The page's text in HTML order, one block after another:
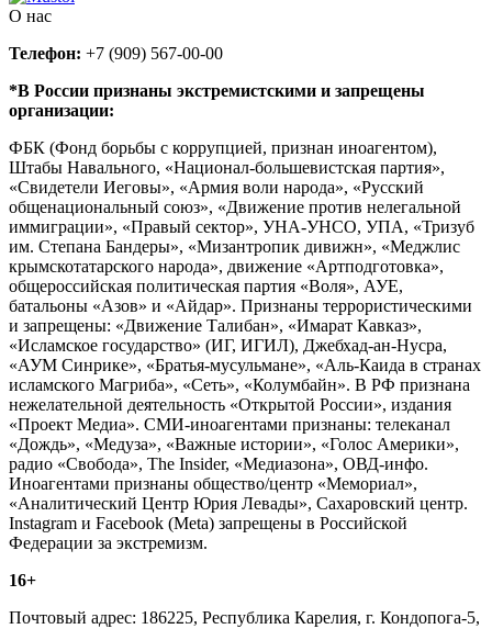
О нас
Телефон: +7 (909) 567-00-00
*В России признаны экстремистскими и запрещены
организации:
ФБК (Фонд борьбы с коррупцией, признан иноагентом),
Штабы Навального, «Национал-большевистская партия»,
«Свидетели Иеговы», «Армия воли народа», «Русский
общенациональный союз», «Движение против нелегальной
иммиграции», «Правый сектор», УНА-УНСО, УПА, «Тризуб
им. Степана Бандеры», «Мизантропик дивижн», «Меджлис
крымскотатарского народа», движение «Артподготовка»,
общероссийская политическая партия «Воля», АУЕ,
батальоны «Азов» и «Айдар». Признаны террористическими
и запрещены: «Движение Талибан», «Имарат Кавказ»,
«Исламское государство» (ИГ, ИГИЛ), Джебхад-ан-Нусра,
«АУМ Синрике», «Братья-мусульмане», «Аль-Каида в странах
исламского Магриба», «Сеть», «Колумбайн». В РФ признана
нежелательной деятельность «Открытой России», издания
«Проект Медиа». СМИ-иноагентами признаны: телеканал
«Дождь», «Медуза», «Важные истории», «Голос Америки»,
радио «Свобода», The Insider, «Медиазона», ОВД-инфо.
Иноагентами признаны общество/центр «Мемориал»,
«Аналитический Центр Юрия Левады», Сахаровский центр.
Instagram и Facebook (Metа) запрещены в Российской
Федерации за экстремизм.
16+
Почтовый адрес: 186225, Республика Карелия, г. Кондопога-5,